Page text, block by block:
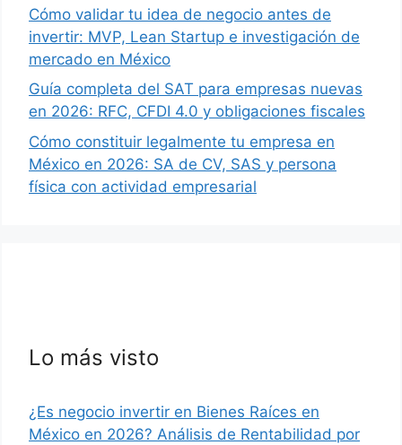
Cómo validar tu idea de negocio antes de
invertir: MVP, Lean Startup e investigación de
mercado en México
Guía completa del SAT para empresas nuevas
en 2026: RFC, CFDI 4.0 y obligaciones fiscales
Cómo constituir legalmente tu empresa en
México en 2026: SA de CV, SAS y persona
física con actividad empresarial
Lo más visto
¿Es negocio invertir en Bienes Raíces en
México en 2026? Análisis de Rentabilidad por